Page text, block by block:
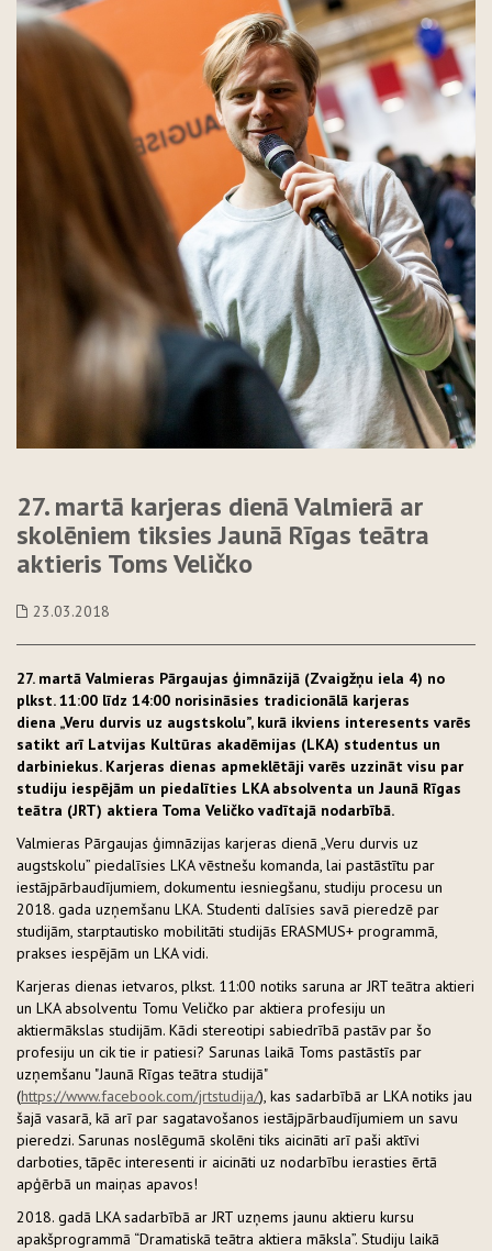
27. martā karjeras dienā Valmierā ar
skolēniem tiksies Jaunā Rīgas teātra
aktieris Toms Veličko
23.03.2018
27. martā Valmieras Pārgaujas ģimnāzijā (Zvaigžņu iela 4) no
plkst. 11:00 līdz 14:00 norisināsies tradicionālā karjeras
diena „Veru durvis uz augstskolu”, kurā ikviens interesents varēs
satikt arī Latvijas Kultūras akadēmijas (LKA) studentus un
darbiniekus. Karjeras dienas apmeklētāji varēs uzzināt visu par
studiju iespējām un piedalīties LKA absolventa un Jaunā Rīgas
teātra (JRT) aktiera Toma Veličko vadītajā nodarbībā.
Valmieras Pārgaujas ģimnāzijas karjeras dienā „Veru durvis uz
augstskolu” piedalīsies LKA vēstnešu komanda, lai pastāstītu par
iestājpārbaudījumiem, dokumentu iesniegšanu, studiju procesu un
2018. gada uzņemšanu LKA. Studenti dalīsies savā pieredzē par
studijām, starptautisko mobilitāti studijās ERASMUS+ programmā,
prakses iespējām un LKA vidi.
Karjeras dienas ietvaros, plkst. 11:00 notiks saruna ar JRT teātra aktieri
un LKA absolventu Tomu Veličko par aktiera profesiju un
aktiermākslas studijām. Kādi stereotipi sabiedrībā pastāv par šo
profesiju un cik tie ir patiesi? Sarunas laikā Toms pastāstīs par
uzņemšanu "Jaunā Rīgas teātra studijā"
(https://www.facebook.com/jrtstudija/), kas sadarbībā ar LKA notiks jau
šajā vasarā, kā arī par sagatavošanos iestājpārbaudījumiem un savu
pieredzi. Sarunas noslēgumā skolēni tiks aicināti arī paši aktīvi
darboties, tāpēc interesenti ir aicināti uz nodarbību ierasties ērtā
apģērbā un maiņas apavos!
2018. gadā LKA sadarbībā ar JRT uzņems jaunu aktieru kursu
apakšprogrammā “Dramatiskā teātra aktiera māksla”. Studiju laikā